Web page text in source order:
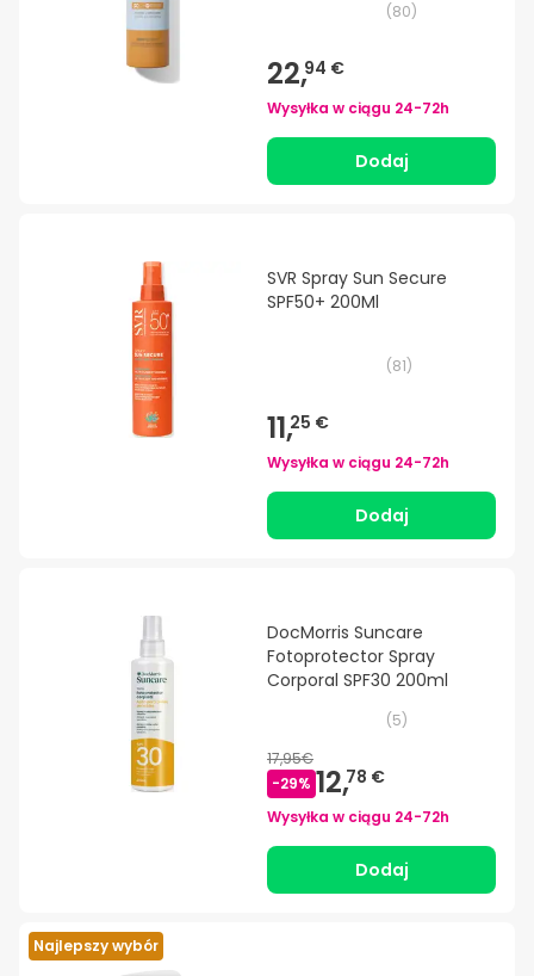
(80)
22,94 €
Wysyłka w ciągu 24-72h
Dodaj
SVR Spray Sun Secure
SPF50+ 200Ml
(81)
11,25 €
Wysyłka w ciągu 24-72h
Dodaj
DocMorris Suncare
Fotoprotector Spray
Corporal SPF30 200ml
(5)
17,95€
-29% 12,78 €
Wysyłka w ciągu 24-72h
Dodaj
Najlepszy wybór